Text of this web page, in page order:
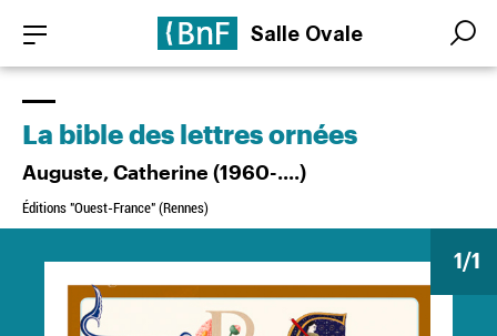
contenu
principal
Salle Ovale Search
Search
1/1
La bible des lettres ornées
Auguste, Catherine (1960-....)
Éditions "Ouest-France" (Rennes)
Panneau de gestion des cookies